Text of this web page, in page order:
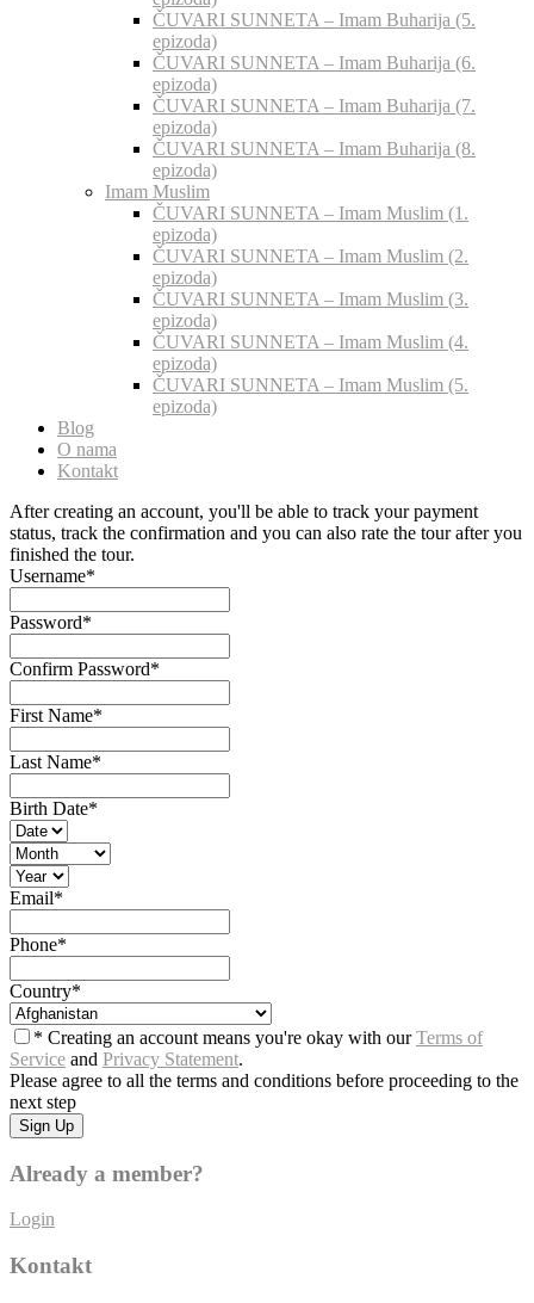
ČUVARI SUNNETA – Imam Buharija (5.
epizoda)
ČUVARI SUNNETA – Imam Buharija (6.
epizoda)
ČUVARI SUNNETA – Imam Buharija (7.
epizoda)
ČUVARI SUNNETA – Imam Buharija (8.
epizoda)
Imam Muslim
ČUVARI SUNNETA – Imam Muslim (1.
epizoda)
ČUVARI SUNNETA – Imam Muslim (2.
epizoda)
ČUVARI SUNNETA – Imam Muslim (3.
epizoda)
ČUVARI SUNNETA – Imam Muslim (4.
epizoda)
ČUVARI SUNNETA – Imam Muslim (5.
epizoda)
Blog
O nama
Kontakt
After creating an account, you'll be able to track your payment
status, track the confirmation and you can also rate the tour after you
finished the tour.
Username*
Password*
Confirm Password*
First Name*
Last Name*
Birth Date*
Email*
Phone*
Country*
* Creating an account means you're okay with ourTerms of
Service and Privacy Statement.
Please agree to all the terms and conditions before proceeding to the
next step
Already a member?
Login
Kontakt